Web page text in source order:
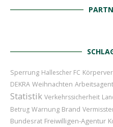
Sperrung Hallescher FC
DEKRA Weihnachten
Statistik Verkehrssicherheit
Betrug Warnung Brand
Bundesrat Freiwilligen-Agentur